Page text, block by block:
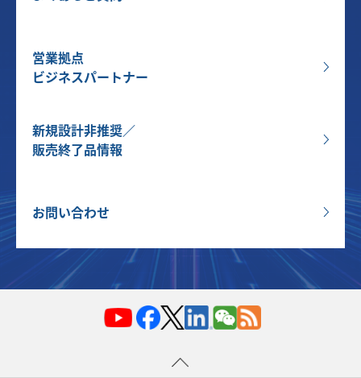
営業拠点
ビジネスパートナー
新規設計非推奨／
販売終了品情報
お問い合わせ